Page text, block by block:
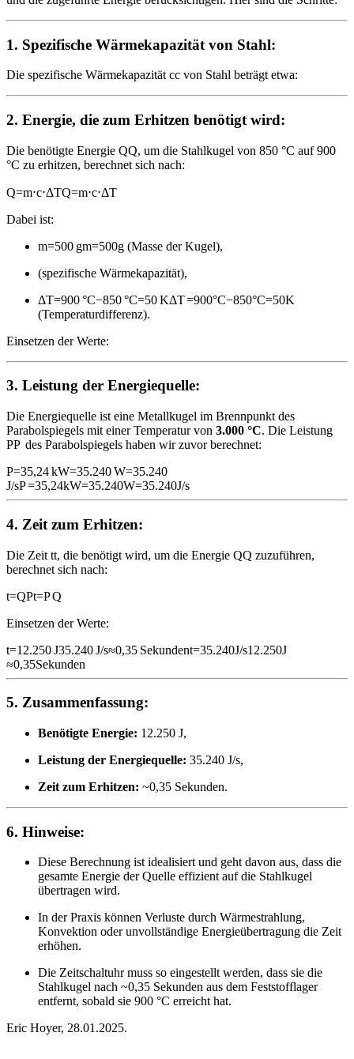
1. Spezifische Wärmekapazität von Stahl:
Die spezifische Wärmekapazität cc von Stahl beträgt etwa:
2. Energie, die zum Erhitzen benötigt wird:
Die benötigte Energie QQ, um die Stahlkugel von 850 °C auf 900
°C zu erhitzen, berechnet sich nach:
Q=m⋅c⋅ΔTQ=m⋅c⋅ΔT
Dabei ist:
m=500 gm=500g (Masse der Kugel),
(spezifische Wärmekapazität),
ΔT=900 °C−850 °C=50 KΔT=900°C−850°C=50K
(Temperaturdifferenz).
Einsetzen der Werte:
3. Leistung der Energiequelle:
Die Energiequelle ist eine Metallkugel im Brennpunkt des
Parabolspiegels mit einer Temperatur von 3.000 °C. Die Leistung
PP des Parabolspiegels haben wir zuvor berechnet:
P=35,24 kW=35.240 W=35.240
J/sP=35,24kW=35.240W=35.240J/s
4. Zeit zum Erhitzen:
Die Zeit tt, die benötigt wird, um die Energie QQ zuzuführen,
berechnet sich nach:
t=QPt=PQ
Einsetzen der Werte:
t=12.250 J35.240 J/s≈0,35 Sekundent=35.240J/s12.250J
≈0,35Sekunden
5. Zusammenfassung:
Benötigte Energie: 12.250 J,
Leistung der Energiequelle: 35.240 J/s,
Zeit zum Erhitzen: ~0,35 Sekunden.
6. Hinweise:
Diese Berechnung ist idealisiert und geht davon aus, dass die
gesamte Energie der Quelle effizient auf die Stahlkugel
übertragen wird.
In der Praxis können Verluste durch Wärmestrahlung,
Konvektion oder unvollständige Energieübertragung die Zeit
erhöhen.
Die Zeitschaltuhr muss so eingestellt werden, dass sie die
Stahlkugel nach ~0,35 Sekunden aus dem Feststofflager
entfernt, sobald sie 900 °C erreicht hat.
Eric Hoyer, 28.01.2025.